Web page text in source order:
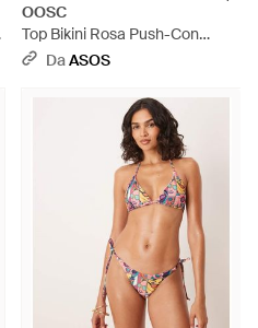
OOSC
Top Bikini Rosa Push-Con
Motivo Effetto Fumetti -
DaASOS